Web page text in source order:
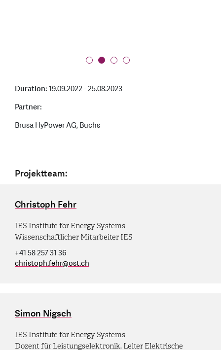
Duration:19.09.2022 - 25.08.2023
Partner:
Brusa HyPower AG, Buchs
Projektteam:
Christoph Fehr
IES Institute for Energy Systems
Wissenschaftlicher Mitarbeiter IES
+41 58 257 31 36
christoph.fehr@ost.ch
Simon Nigsch
IES Institute for Energy Systems
Dozent für Leistungselektronik, Leiter Elektrische